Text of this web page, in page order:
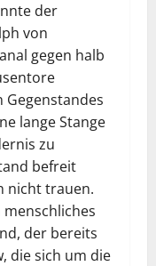
der
von
gegen halb
lange Stange
zu
befreit
nicht trauen.
der bereits
die sich um die